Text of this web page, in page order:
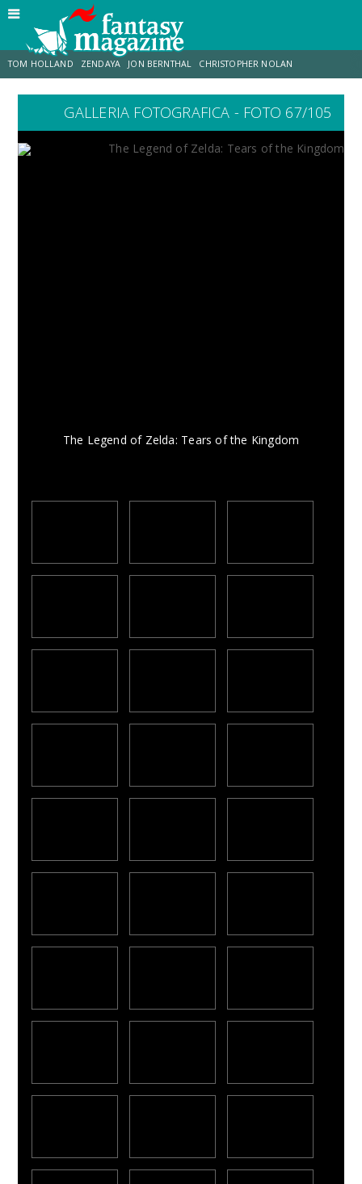
TOM HOLLAND ZENDAYA JON BERNTHAL CHRISTOPHER NOLAN
STRANIMONDI LUCCA COMICS & GAMES ODISSEA TRAMELL TILLMAN
GALLERIA FOTOGRAFICA - FOTO 67/105
The Legend of Zelda: Tears of the Kingdom